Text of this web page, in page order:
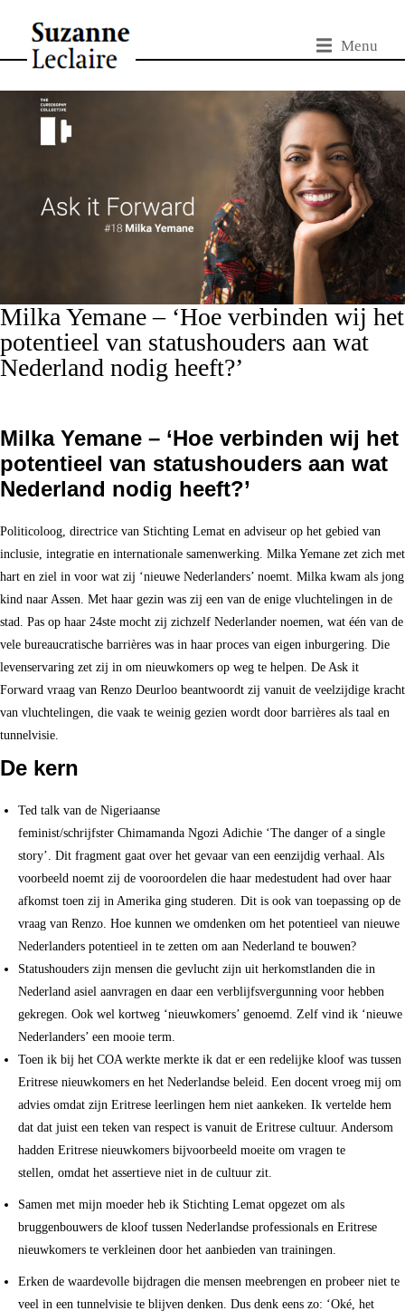
Menu
Milka Yemane – ‘Hoe verbinden wij het
potentieel van statushouders aan wat
Nederland nodig heeft?’
Milka Yemane – ‘Hoe verbinden wij het
potentieel van statushouders aan wat
Nederland nodig heeft?’
Politicoloog, directrice van Stichting Lemat en adviseur op het gebied van
inclusie, integratie en internationale samenwerking. Milka Yemane zet zich met
hart en ziel in voor wat zij ‘nieuwe Nederlanders’ noemt. Milka kwam als jong
kind naar Assen. Met haar gezin was zij een van de enige vluchtelingen in de
stad. Pas op haar 24ste mocht zij zichzelf Nederlander noemen, wat één van de
vele bureaucratische barrières was in haar proces van eigen inburgering. Die
levenservaring zet zij in om nieuwkomers op weg te helpen. De Ask it
Forward vraag van Renzo Deurloo beantwoordt zij vanuit de veelzijdige kracht
van vluchtelingen, die vaak te weinig gezien wordt door barrières als taal en
tunnelvisie.
De kern
Ted talk van de Nigeriaanse
feminist/schrijfster Chimamanda Ngozi Adichie ‘The danger of a single
story’. Dit fragment gaat over het gevaar van een eenzijdig verhaal. Als
voorbeeld noemt zij de vooroordelen die haar medestudent had over haar
afkomst toen zij in Amerika ging studeren. Dit is ook van toepassing op de
vraag van Renzo. Hoe kunnen we omdenken om het potentieel van nieuwe
Nederlanders potentieel in te zetten om aan Nederland te bouwen?
Statushouders zijn mensen die gevlucht zijn uit herkomstlanden die in
Nederland asiel aanvragen en daar een verblijfsvergunning voor hebben
gekregen. Ook wel kortweg ‘nieuwkomers’ genoemd. Zelf vind ik ‘nieuwe
Nederlanders’ een mooie term.
Toen ik bij het COA werkte merkte ik dat er een redelijke kloof was tussen
Eritrese nieuwkomers en het Nederlandse beleid. Een docent vroeg mij om
advies omdat zijn Eritrese leerlingen hem niet aankeken. Ik vertelde hem
dat dat juist een teken van respect is vanuit de Eritrese cultuur. Andersom
hadden Eritrese nieuwkomers bijvoorbeeld moeite om vragen te
stellen, omdat het assertieve niet in de cultuur zit.
Samen met mijn moeder heb ik Stichting Lemat opgezet om als
bruggenbouwers de kloof tussen Nederlandse professionals en Eritrese
nieuwkomers te verkleinen door het aanbieden van trainingen.
Erken de waardevolle bijdragen die mensen meebrengen en probeer niet te
veel in een tunnelvisie te blijven denken. Dus denk eens zo: ‘Oké, het